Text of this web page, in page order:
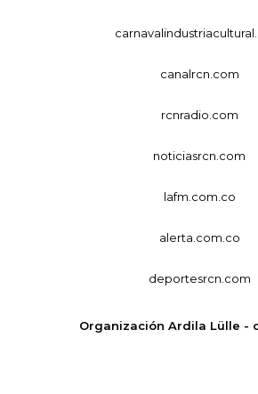
canalrcn.com
rcnradio.com
noticiasrcn.com
lafm.com.co
alerta.com.co
deportesrcn.com
Organización Ardila Lülle -